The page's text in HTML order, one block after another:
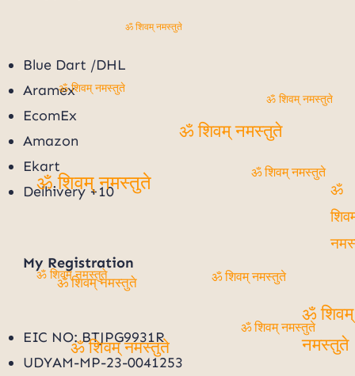
Blue Dart /DHL
Aramex
EcomEx
Amazon
Ekart
Delhivery +10
My Registration
EIC NO: BTJPG9931R
UDYAM-MP-23-0041253
ॐ शिवम् नमस्तुते
ॐ शिवम् नमस्तुते
ॐ शिवम् नमस्तुते
ॐ शिवम् नमस्तुते
ॐ शिवम् नमस्तुते
ॐ शिवम् नमस्तुते
ॐ शिवम् नमस्तुते
ॐ शिवम् नमस्तुते
ॐ
ॐ शिवम् नमस्तुते
ॐ शिवम्
नमस्तुते
ॐ शिवम् नमस्तुते
ॐ शिवम् नमस्तुते